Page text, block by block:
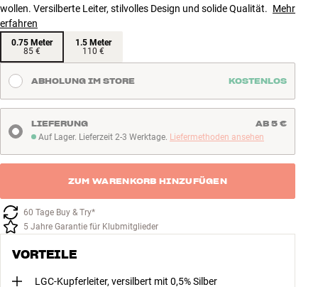
wollen. Versilberte Leiter, stilvolles Design und solide Qualität. Mehr
erfahren
0.75 Meter
85 €
1.5 Meter
110 €
ABHOLUNG IM STORE KOSTENLOS
Auf Lager. Lieferzeit 2-3 Werktage
Auf Lager. Lieferzeit 2-3 Werktage. Liefermethoden ansehen
LIEFERUNG AB 5 €
ZUM WARENKORB HINZUFÜGEN
60 Tage Buy & Try*
5 Jahre Garantie für Klubmitglieder
VORTEILE
LGC-Kupferleiter, versilbert mit 0,5% Silber